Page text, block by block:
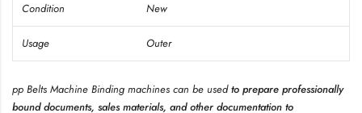
Condition New
Usage Outer
pp Belts Machine Binding machines can be usedto prepare professionally
bound documents, sales materials, and other documentation to